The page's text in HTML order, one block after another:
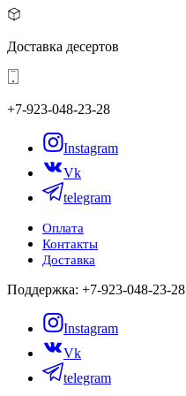
Доставка десертов
+7-923-048-23-28
Instagram
Vk
telegram
Оплата
Контакты
Доставка
Поддержка: +7-923-048-23-28
Instagram
Vk
telegram